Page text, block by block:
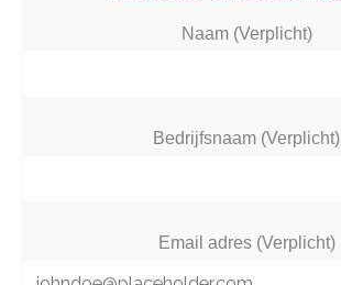
Naam (Verplicht)
Bedrijfsnaam (Verplicht)
Email adres (Verplicht)